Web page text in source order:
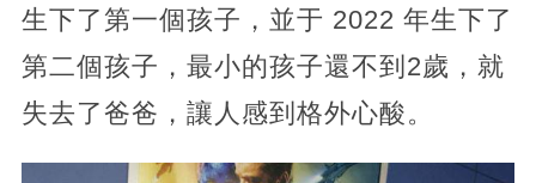
生下了第一個孩子，並于 2022 年生下了
第二個孩子，最小的孩子還不到2歲，就
失去了爸爸，讓人感到格外心酸。